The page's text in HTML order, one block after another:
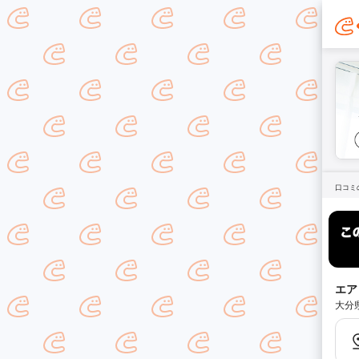
口コミ
エ
大分